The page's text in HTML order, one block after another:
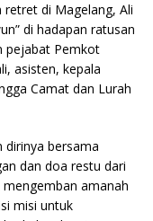
di Magelang, Ali
di hadapan ratusan
pejabat Pemkot
asisten, kepala
Camat dan Lurah
dirinya bersama
dan doa restu dari
amanah
misi untuk